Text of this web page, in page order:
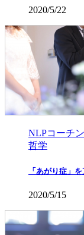
2020/5/22
NLPコーチ
哲学
「あがり症」
2020/5/15